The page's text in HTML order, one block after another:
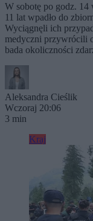
W sobotę po godz.
11 lat wpadło do
Wyciągnęli ich
medyczni przywrócili
bada okoliczności
Aleksandra Cieślik
Wczoraj 20:06
3 min
Kraj